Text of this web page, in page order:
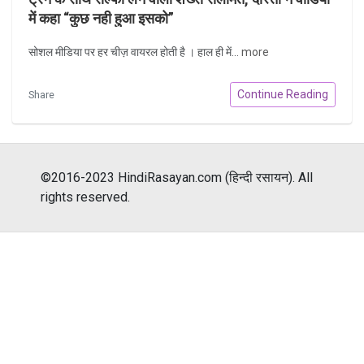
में कहा “कुछ नही हुआ इसको”
सोशल मीडिया पर हर चीज़ वायरल होती है । हाल ही में... more
Share Continue Reading
©2016-2023 HindiRasayan.com (हिन्दी रसायन). All
rights reserved.